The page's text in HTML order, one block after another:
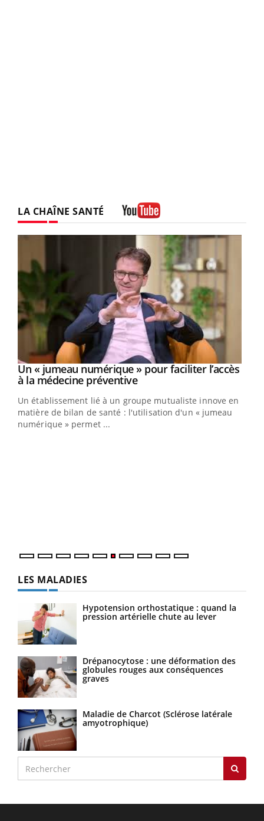
LA CHAÎNE SANTÉ
Youtube
Un « jumeau numérique » pour faciliter l’accès
à la médecine préventiveYoutube
Un établissement lié à un groupe mutualiste innove en
matière de bilan de santé : l'utilisation d'un « jumeau
numérique » permet ...
Youtube
COUP DE FOOD sur le diabèteYoutube
Coup de food sur le diabète, c'est votre nouveau rendez-
vous culinaire qui bouscule les idées reçues ! Dans cet
épisode, une ...
LES MALADIES
Hypotension orthostatique : quand la
pression artérielle chute au lever
Drépanocytose : une déformation des
globules rouges aux conséquences
graves
Maladie de Charcot (Sclérose latérale
amyotrophique)